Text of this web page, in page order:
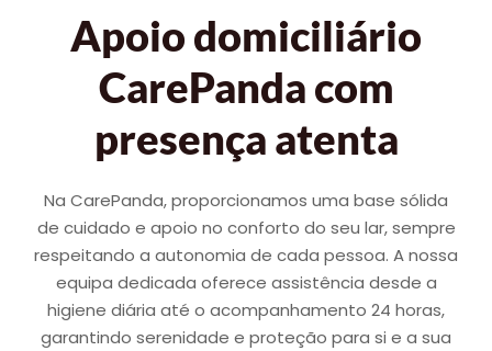
Apoio domiciliário
CarePanda com
presença atenta
Na CarePanda, proporcionamos uma base sólida
de cuidado e apoio no conforto do seu lar, sempre
respeitando a autonomia de cada pessoa. A nossa
equipa dedicada oferece assistência desde a
higiene diária até o acompanhamento 24 horas,
garantindo serenidade e proteção para si e a sua